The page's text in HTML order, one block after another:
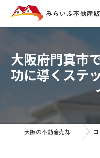
大阪府門真市
功に導くステ
コラム